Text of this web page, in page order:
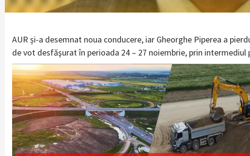
AUR și-a desemnat noua conducere, iar Gheorghe Piperea a
de vot desfăşurat în perioada 24 – 27 noiembrie, prin